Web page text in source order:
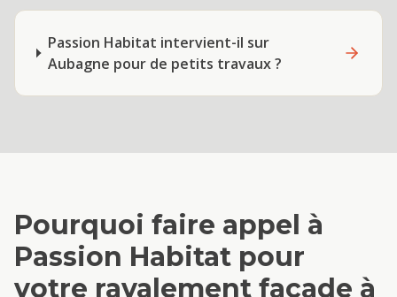
Passion Habitat intervient-il sur
Aubagne pour de petits travaux ?
Pourquoi faire appel à
Passion Habitat pour
votre ravalement façade à